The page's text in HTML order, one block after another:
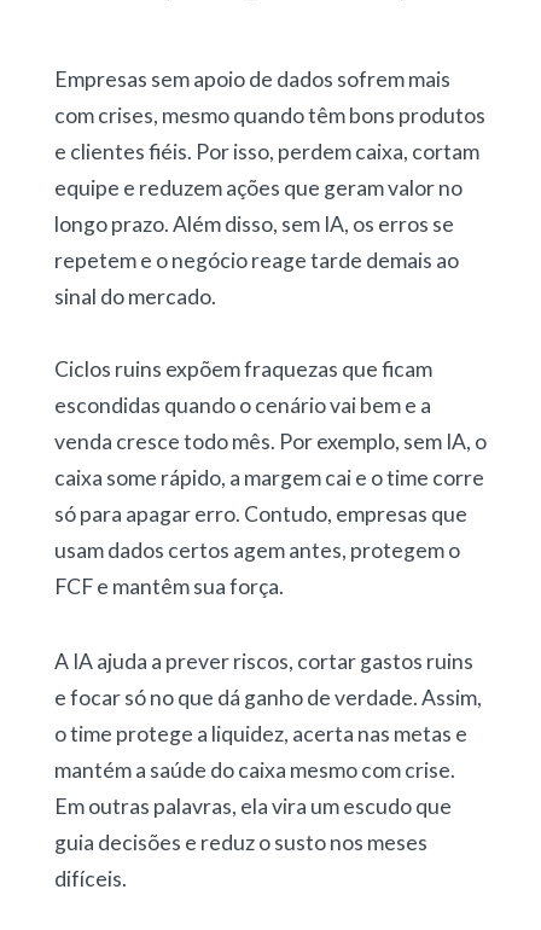
Empresas sem apoio de dados sofrem mais
com crises, mesmo quando têm bons produtos
e clientes fiéis. Por isso, perdem caixa, cortam
equipe e reduzem ações que geram valor no
longo prazo. Além disso, sem IA, os erros se
repetem e o negócio reage tarde demais ao
sinal do mercado.
Ciclos ruins expõem fraquezas que ficam
escondidas quando o cenário vai bem e a
venda cresce todo mês. Por exemplo, sem IA, o
caixa some rápido, a margem cai e o time corre
só para apagar erro. Contudo, empresas que
usam dados certos agem antes, protegem o
FCF e mantêm sua força.
A IA ajuda a prever riscos, cortar gastos ruins
e focar só no que dá ganho de verdade. Assim,
o time protege a liquidez, acerta nas metas e
mantém a saúde do caixa mesmo com crise.
Em outras palavras, ela vira um escudo que
guia decisões e reduz o susto nos meses
difíceis.